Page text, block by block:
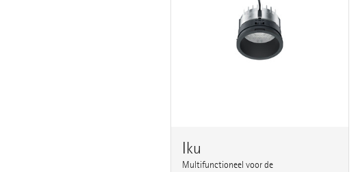
Iku
Multifunctioneel voor de